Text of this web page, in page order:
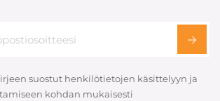
suostut henkilötietojen käsittelyyn ja
kohdan mukaisesti